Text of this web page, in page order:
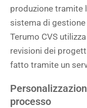
produzione tramite
sistema di gestione
Terumo CVS
revisioni dei
fatto tramite un
processo